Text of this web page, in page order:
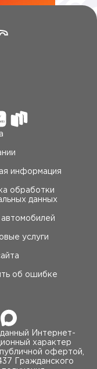
информация
обработки
данных
услуги
об ошибке
Интернет-
характер
офертой,
Гражданского